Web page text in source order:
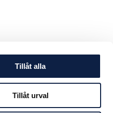
Tillåt alla
Tillåt urval